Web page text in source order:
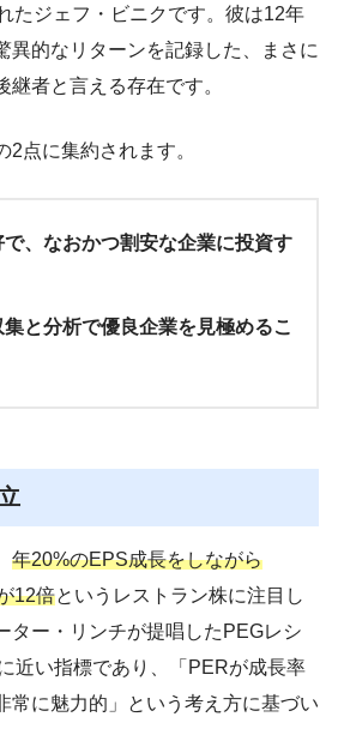
たジェフ・ビニクです。彼は12年
異的なリターンを記録した、まさに
継者と言える存在です。
点に集約されます。
、なおかつ割安な企業に投資す
と分析で優良企業を見極めるこ
年20%のEPS成長をしながら
12倍というレストラン株に注目し
ター・リンチが提唱したPEGレシ
近い指標であり、「PERが成長率
常に魅力的」という考え方に基づい